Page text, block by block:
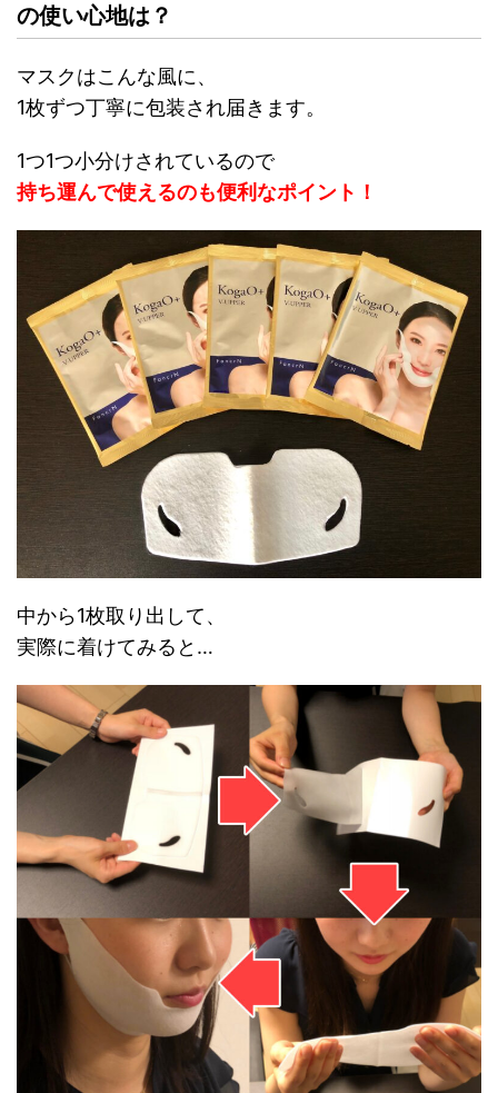
の使い心地は？
マスクはこんな風に、
1枚ずつ丁寧に包装され届きます。
1つ1つ小分けされているので
持ち運んで使えるのも便利なポイント！
中から1枚取り出して、
実際に着けてみると…